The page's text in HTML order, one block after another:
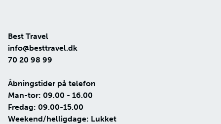
Best Travel
info@besttravel.dk
70 20 98 99
Åbningstider på telefon
Man-tor: 09.00 - 16.00
Fredag: 09.00-15.00
Weekend/helligdage: Lukket